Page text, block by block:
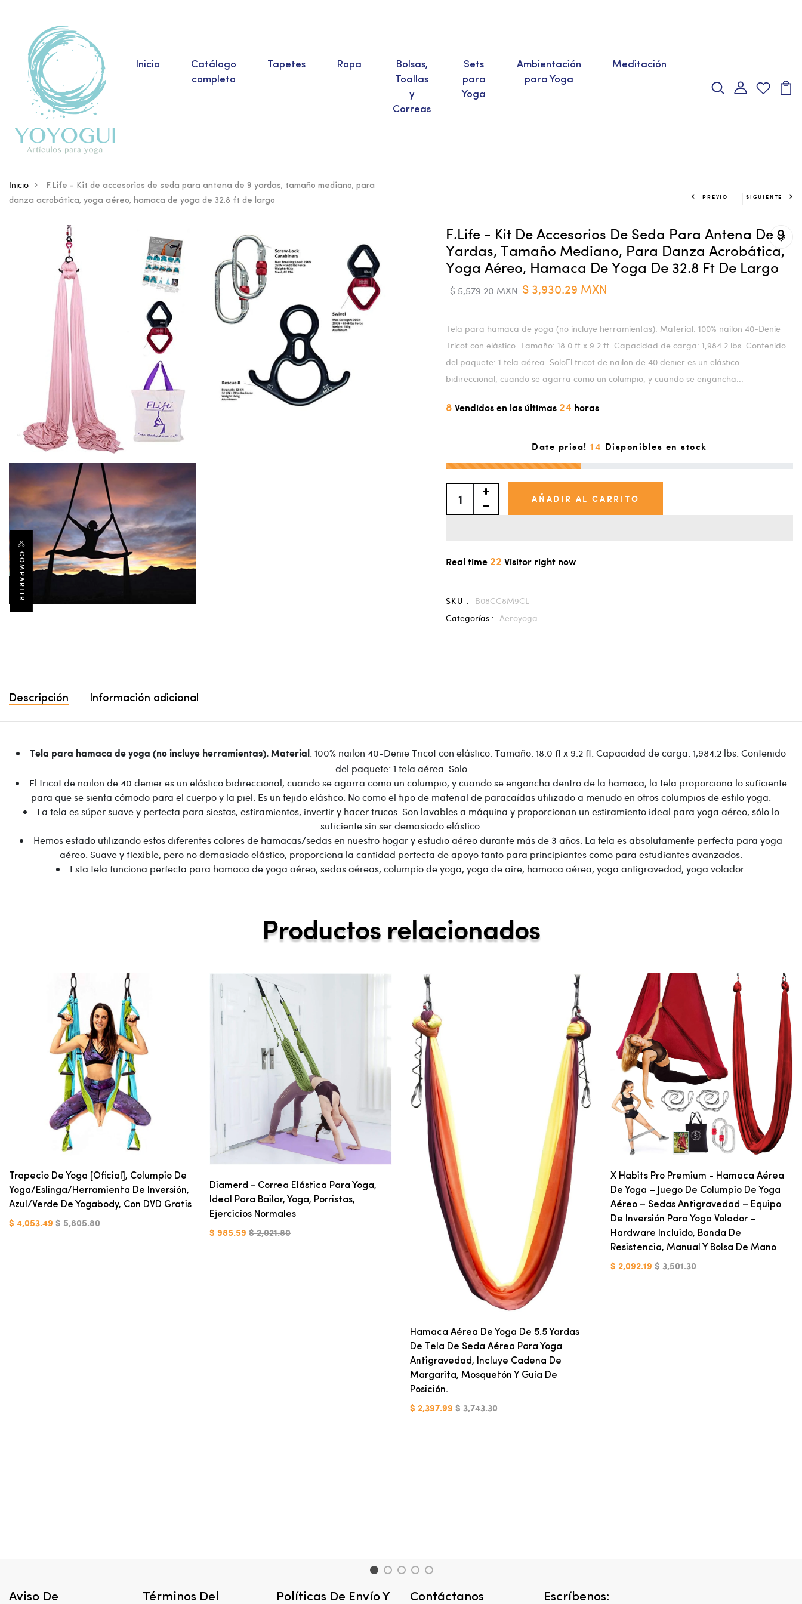
Inicio
Catálogo
completo
Tapetes Ropa
Bolsas,
Toallas
y
Correas
Sets
para
Yoga
Ambientación
para Yoga
Meditación
COMPARTIR
Inicio
F.Life - Kit de accesorios de seda para antena de 9 yardas, tamaño mediano, para
danza acrobática, yoga aéreo, hamaca de yoga de 32.8 ft de largo
PREVIO SIGUIENTE
F.Life - Kit De Accesorios De Seda Para Antena De 9
Yardas, Tamaño Mediano, Para Danza Acrobática,
Yoga Aéreo, Hamaca De Yoga De 32.8 Ft De Largo
$ 5,579.20 MXN $ 3,930.29 MXN
Tela para hamaca de yoga (no incluye herramientas). Material: 100% nailon 40-Denie
Tricot con elástico. Tamaño: 18.0 ft x 9.2 ft. Capacidad de carga: 1,984.2 lbs. Contenido
del paquete: 1 tela aérea. SoloEl tricot de nailon de 40 denier es un elástico
bidireccional, cuando se agarra como un columpio, y cuando se engancha...
8 Vendidos en las últimas 24 horas
Date prisa!14 Disponibles en stock
AÑADIR AL CARRITO
Real time 22 Visitor right now
SKU :
B08CC8M9CL
Categorías : Aeroyoga
Descripción Información adicional
Tela para hamaca de yoga (no incluye herramientas). Material : 100% nailon 40-Denie Tricot con elástico. Tamaño: 18.0 ft x 9.2 ft. Capacidad de carga: 1,984.2 lbs. Contenido
del paquete: 1 tela aérea. Solo
El tricot de nailon de 40 denier es un elástico bidireccional, cuando se agarra como un columpio, y cuando se engancha dentro de la hamaca, la tela proporciona lo suficiente
para que se sienta cómodo para el cuerpo y la piel. Es un tejido elástico. No como el tipo de material de paracaídas utilizado a menudo en otros columpios de estilo yoga.
La tela es súper suave y perfecta para siestas, estiramientos, invertir y hacer trucos. Son lavables a máquina y proporcionan un estiramiento ideal para yoga aéreo, sólo lo
suficiente sin ser demasiado elástico.
Hemos estado utilizando estos diferentes colores de hamacas/sedas en nuestro hogar y estudio aéreo durante más de 3 años. La tela es absolutamente perfecta para yoga
aéreo. Suave y flexible, pero no demasiado elástico, proporciona la cantidad perfecta de apoyo tanto para principiantes como para estudiantes avanzados.
Esta tela funciona perfecta para hamaca de yoga aéreo, sedas aéreas, columpio de yoga, yoga de aire, hamaca aérea, yoga antigravedad, yoga volador.
Productos relacionados
Trapecio De Yoga [oficial], Columpio De
Yoga/eslinga/herramienta De Inversión,
Azul/verde De Yogabody, Con DVD Gratis
$ 4,053.49 $ 5,805.80
Diamerd - Correa Elástica Para Yoga,
Ideal Para Bailar, Yoga, Porristas,
Ejercicios Normales
$ 985.59 $ 2,021.80
Hamaca Aérea De Yoga De 5.5 Yardas
De Tela De Seda Aérea Para Yoga
Antigravedad, Incluye Cadena De
Margarita, Mosquetón Y Guía De
Posición.
$ 2,397.99 $ 3,743.30
X Habits Pro Premium - Hamaca Aérea
De Yoga – Juego De Columpio De Yoga
Aéreo – Sedas Antigravedad – Equipo
De Inversión Para Yoga Volador –
Hardware Incluido, Banda De
Resistencia, Manual Y Bolsa De Mano
$ 2,092.19 $ 3,501.30
1 2 3 4
5
Aviso De
Términos Del Políticas De Envío Y Contáctanos Escríbenos: